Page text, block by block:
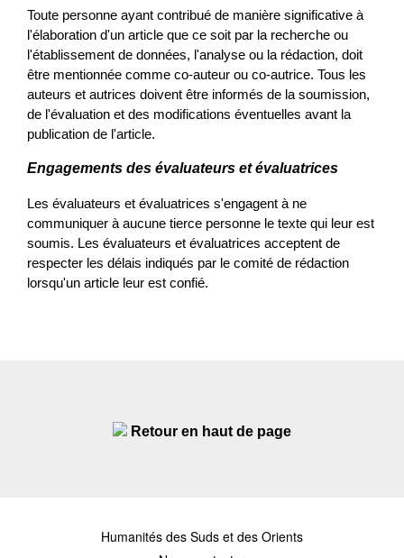
Toute personne ayant contribué de manière significative à
l'élaboration d'un article que ce soit par la recherche ou
l'établissement de données, l'analyse ou la rédaction, doit
être mentionnée comme co-auteur ou co-autrice. Tous les
auteurs et autrices doivent être informés de la soumission,
de l'évaluation et des modifications éventuelles avant la
publication de l'article.
Engagements des évaluateurs et évaluatrices
Les évaluateurs et évaluatrices s'engagent à ne
communiquer à aucune tierce personne le texte qui leur est
soumis. Les évaluateurs et évaluatrices acceptent de
respecter les délais indiqués par le comité de rédaction
lorsqu'un article leur est confié.
Retour en haut de page
Humanités des Suds et des Orients